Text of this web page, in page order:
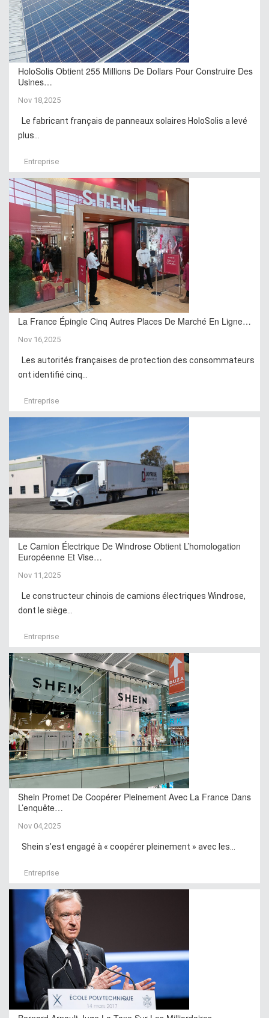
HoloSolis Obtient 255 Millions De Dollars Pour Construire Des
Usines…
Nov 18,2025
Le fabricant français de panneaux solaires HoloSolis a levé
plus...
Entreprise
La France Épingle Cinq Autres Places De Marché En Ligne…
Nov 16,2025
Les autorités françaises de protection des consommateurs
ont identifié cinq...
Entreprise
Le Camion Électrique De Windrose Obtient L’homologation
Européenne Et Vise…
Nov 11,2025
Le constructeur chinois de camions électriques Windrose,
dont le siège...
Entreprise
Shein Promet De Coopérer Pleinement Avec La France Dans
L’enquête…
Nov 04,2025
Shein s’est engagé à « coopérer pleinement » avec les...
Entreprise